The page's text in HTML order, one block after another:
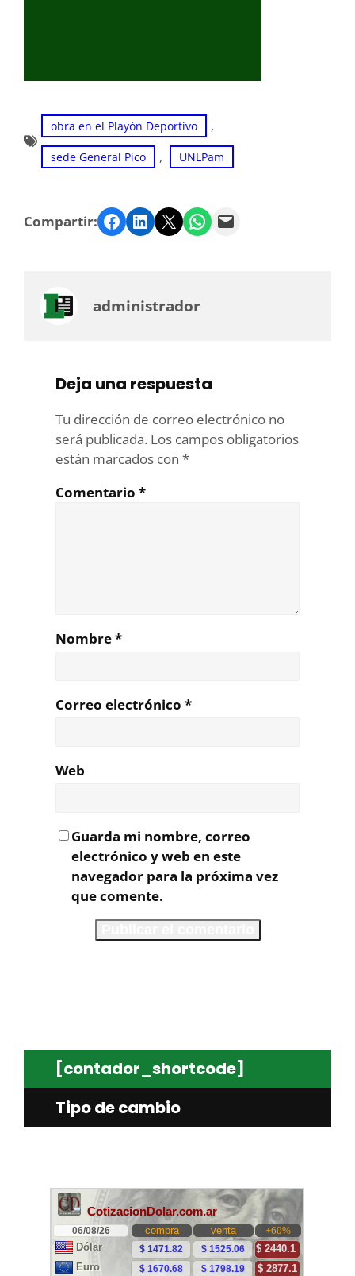
obra en el Playón Deportivo ,
sede General Pico , UNLPam
Compartir: Facebook LinkedIn Twitter WhatsApp Email
administrador
Deja una respuesta
Tu dirección de correo electrónico no
será publicada. Los campos obligatorios
están marcados con *
Comentario *
Nombre*
Correo electrónico *
Web
Guarda mi nombre, correo
electrónico y web en este
navegador para la próxima vez
que comente.
[contador_shortcode]
Tipo de cambio